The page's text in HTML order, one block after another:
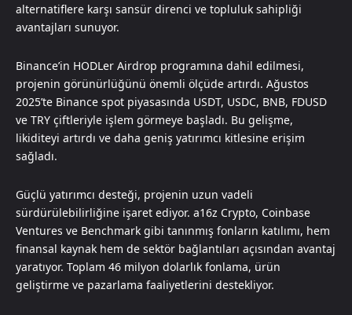
alternatiflere karşı sansür direnci ve topluluk sahipliği
avantajları sunuyor.
Binance’in HODLer Airdrop programına dahil edilmesi,
projenin görünürlüğünü önemli ölçüde artırdı. Ağustos
2025’te Binance spot piyasasında USDT, USDC, BNB, FDUSD
ve TRY çiftleriyle işlem görmeye başladı. Bu gelişme,
likiditeyi artırdı ve daha geniş yatırımcı kitlesine erişim
sağladı.
Güçlü yatırımcı desteği, projenin uzun vadeli
sürdürülebilirliğine işaret ediyor. a16z Crypto, Coinbase
Ventures ve Benchmark gibi tanınmış fonların katılımı, hem
finansal kaynak hem de sektör bağlantıları açısından avantaj
yaratıyor. Toplam 46 milyon dolarlık fonlama, ürün
geliştirme ve pazarlama faaliyetlerini destekliyor.